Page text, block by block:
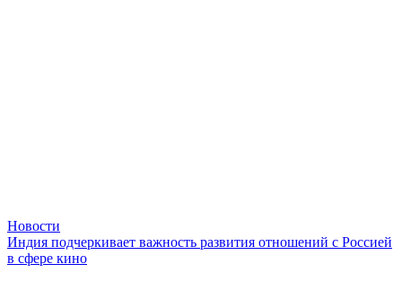
Новости
Индия подчеркивает важность развития отношений с Россией
в сфере кино